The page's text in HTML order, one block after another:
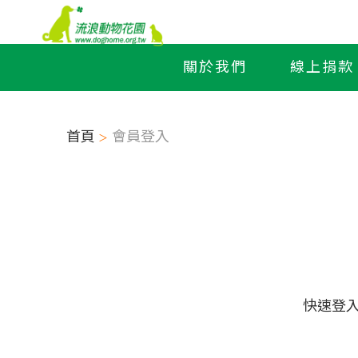
關於我們 線上捐款
首頁 會員登入
快速登